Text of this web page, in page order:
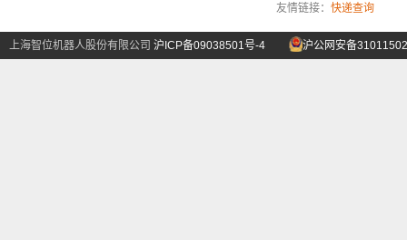
友情链接： 快递查询
上海智位机器人股份有限公司 沪ICP备09038501号-4 沪公网安备